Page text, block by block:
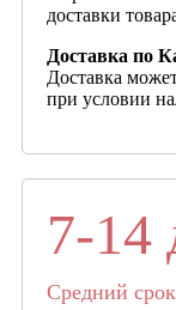
доставки
Доставка по
Доставка
при условии
7-14
Средний